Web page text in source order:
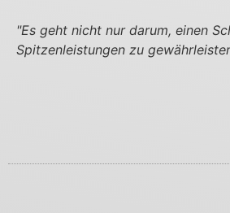
"Es geht nicht nur darum, einen
Spitzenleistungen zu